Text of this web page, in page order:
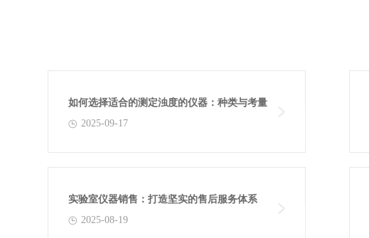
如何选择适合的测定浊度的仪器：种类与考量
2025-09-17
实验室仪器销售：打造坚实的售后服务体系
2025-08-19